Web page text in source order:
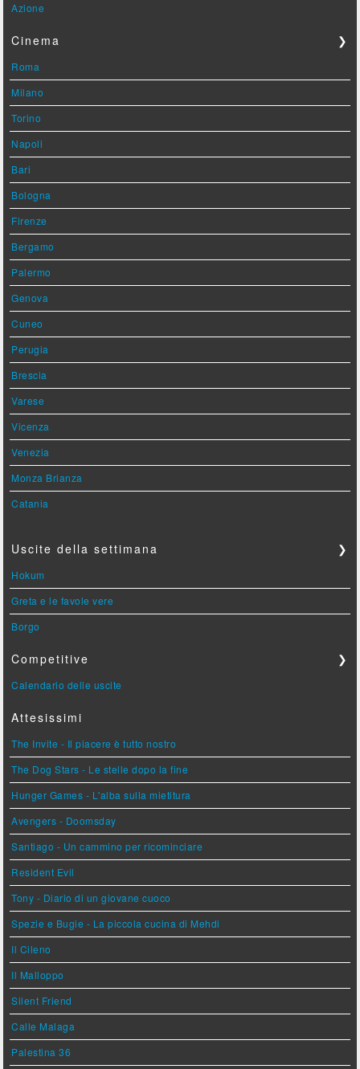
Azione
Cinema ❯
Roma
Milano
Torino
Napoli
Bari
Bologna
Firenze
Bergamo
Palermo
Genova
Cuneo
Perugia
Brescia
Varese
Vicenza
Venezia
Monza Brianza
Catania
Uscite della settimana ❯
Hokum
Greta e le favole vere
Borgo
Competitive ❯
Calendario delle uscite
Attesissimi
The Invite - Il piacere è tutto nostro
The Dog Stars - Le stelle dopo la fine
Hunger Games - L'alba sulla mietitura
Avengers - Doomsday
Santiago - Un cammino per ricominciare
Resident Evil
Tony - Diario di un giovane cuoco
Spezie e Bugie - La piccola cucina di Mehdi
Il Cileno
Il Malloppo
Silent Friend
Calle Malaga
Palestina 36